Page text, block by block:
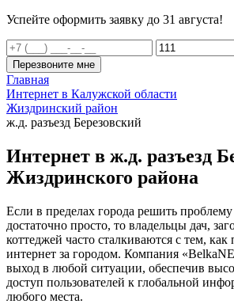
Успейте оформить заявку до 31 августа!
Перезвоните мне
Главная
Интернет в Калужской области
Жиздринский район
ж.д. разъезд Березовский
Интернет в ж.д. разъезд
Жиздринского района
Если в пределах города решить
достаточно просто, то владельцы дач,
коттеджей часто сталкиваются с тем,
интернет за городом. Компания
выход в любой ситуации, обеспечив
доступ пользователей к глобальной
любого места.